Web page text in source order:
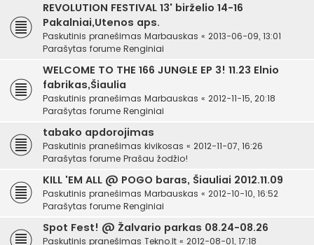
REVOLUTION FESTIVAL 13' birželio 14-16
Pakalniai,Utenos aps.
Paskutinis pranešimas Marbauskas « 2013-06-09, 13:01
Parašytas forume Renginiai
WELCOME TO THE 166 JUNGLE EP 3! 11.23 Elnio
fabrikas,Šiaulia
Paskutinis pranešimas Marbauskas « 2012-11-15, 20:18
Parašytas forume Renginiai
tabako apdorojimas
Paskutinis pranešimas kivikosas « 2012-11-07, 16:26
Parašytas forume Prašau žodžio!
KILL 'EM ALL @ POGO baras, Šiauliai 2012.11.09
Paskutinis pranešimas Marbauskas « 2012-10-10, 16:52
Parašytas forume Renginiai
Spot Fest! @ Žalvario parkas 08.24-08.26
Paskutinis pranešimas Tekno.lt « 2012-08-01, 17:18